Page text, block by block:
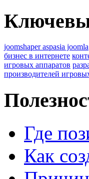
joomshaper aspasia joomla
бизнес в интернете
игровых аппаратов
производителей
Где
Как